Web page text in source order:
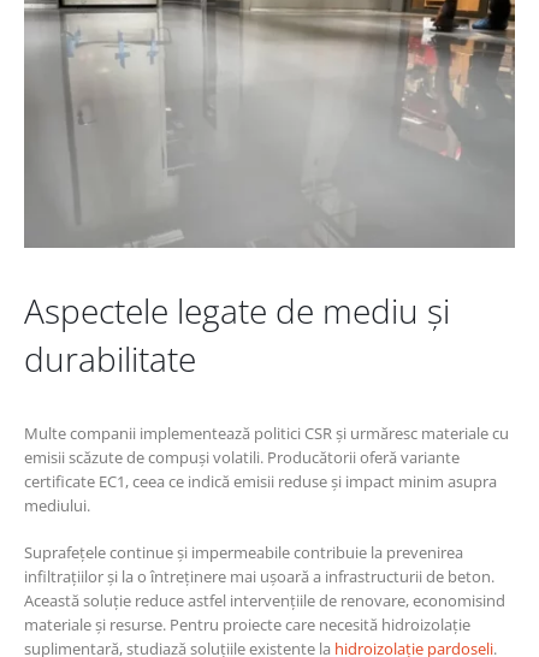
Aspectele legate de mediu și
durabilitate
Multe companii implementează politici CSR și urmăresc materiale cu
emisii scăzute de compuși volatili. Producătorii oferă variante
certificate EC1, ceea ce indică emisii reduse și impact minim asupra
mediului.
Suprafețele continue și impermeabile contribuie la prevenirea
infiltrațiilor și la o întreținere mai ușoară a infrastructurii de beton.
Această soluție reduce astfel intervențiile de renovare, economisind
materiale și resurse. Pentru proiecte care necesită hidroizolație
suplimentară, studiază soluțiile existente la hidroizolație pardoseli.